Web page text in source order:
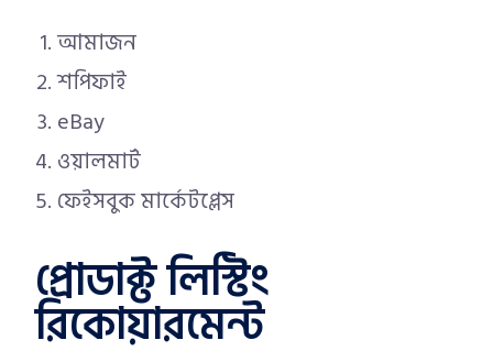
আমাজন
শপিফাই
eBay
ওয়ালমার্ট
ফেইসবুক মার্কেটপ্লেস
প্রোডাক্ট লিস্টিং
রিকোয়ারমেন্ট